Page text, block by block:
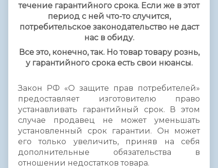
течение гарантийного срока. Если же в этот
период с ней что-то случится,
потребительское законодательство не даст
нас в обиду.
Все это, конечно, так. Но товар товару рознь,
у гарантийного срока есть свои нюансы.
Закон РФ «О защите прав потребителей»
предоставляет изготовителю право
устанавливать гарантийный срок. В этом
случае продавец не может уменьшать
установленный срок гарантии. Он может
его только увеличить, приняв на себя
дополнительные обязательства в
отношении недостатков товара.